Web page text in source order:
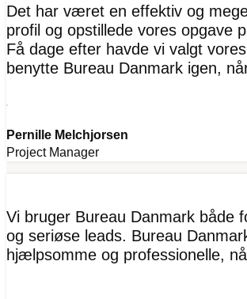
Det har været en effektiv og
profil og opstillede vores opgave
Få dage efter havde vi valgt
benytte Bureau Danmark igen,
Pernille Melchjorsen
Project Manager
Vi bruger Bureau Danmark både
og seriøse leads. Bureau
hjælpsomme og professionelle,